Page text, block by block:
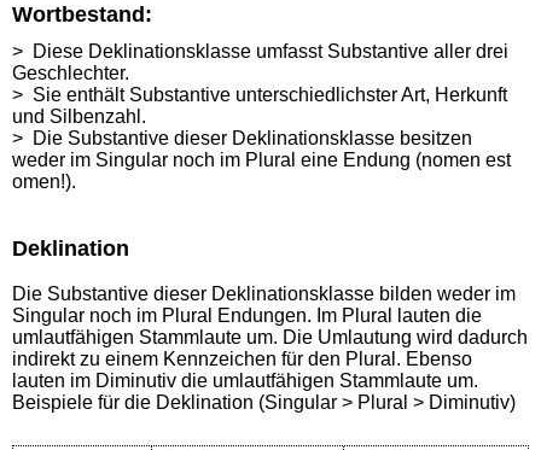
Wortbestand:
> Diese Deklinationsklasse umfasst Substantive aller drei
Geschlechter.
> Sie enthält Substantive unterschiedlichster Art, Herkunft
und Silbenzahl.
> Die Substantive dieser Deklinationsklasse besitzen
weder im Singular noch im Plural eine Endung (nomen est
omen!).
Deklination
Die Substantive dieser Deklinationsklasse bilden weder im
Singular noch im Plural Endungen. Im Plural lauten die
umlautfähigen Stammlaute um. Die Umlautung wird dadurch
indirekt zu einem Kennzeichen für den Plural. Ebenso
lauten im Diminutiv die umlautfähigen Stammlaute um.
Beispiele für die Deklination (Singular > Plural > Diminutiv)